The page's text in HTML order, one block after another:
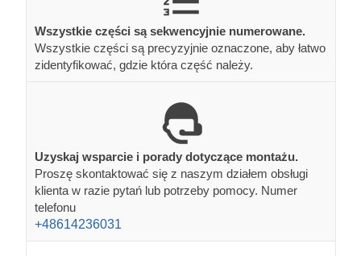
Wszystkie części są sekwencyjnie numerowane.
Wszystkie części są precyzyjnie oznaczone, aby łatwo
zidentyfikować, gdzie która część należy.
Uzyskaj wsparcie i porady dotyczące montażu.
Proszę skontaktować się z naszym działem obsługi
klienta w razie pytań lub potrzeby pomocy. Numer
telefonu
+48614236031